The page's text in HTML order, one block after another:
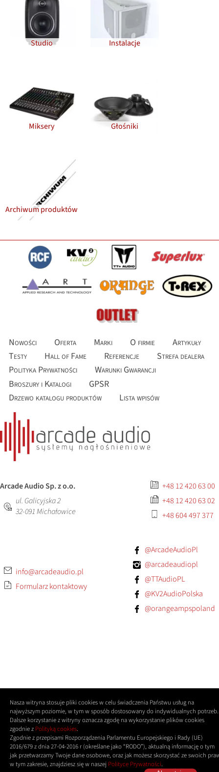
Studio Instalacje
Miksery Głośniki
Archiwum produktów
Nowości Oferta Marki O firmie
Artykuły
Testy
Hall of Fame Referencje
Strefa dealera
Polityka Prywatności
Warunki Gwarancji
Broszury i Katalogi
GPSR
Drzewo katalogu produktów
Lista wpisów
Arcade Audio Sp. z o.o.
ul. Galicyjska 2
32-091Michałowice
+48 12 420 63 00
+48 12 420 63 02
+48 604 497 377
info@arcadeaudio.pl
Formularz kontaktowy
@ArcadeAudioPl
@arcadeaudiopl
@TTAudioPL
@KV2AudioPolska
@orangeampspoland
Nasza witryna stosuje pliki cookies w celu świadczenia Państwu usług na
najwyższym poziomie, w tym w sposób dostosowany do indywidualnych potrzeb.
Dalsze korzystanie z witryny oznacza zgodę na wykorzystanie plików cookies
zgodnie z Polityką cookies.
Zgodnie z przepisami Rozporządzenia Parlamentu Europejskiego i Rady (UE)
2016/679 z dnia 27-04-2016 r (określane jako “RODO”), aktualną informację o tym
jak przetwarzamy Twoje dane osobowe, oraz jak możesz skorzystać ze swoich
w tym zakresie, znajdziesz się w naszej Polityce Prywatności.